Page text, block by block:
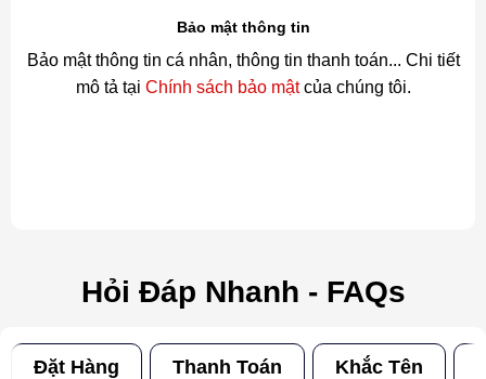
Bảo mật thông tin
Bảo mật thông tin cá nhân, thông tin thanh toán... Chi tiết
mô tả tại Chính sách bảo mậtcủa chúng tôi.
Hỏi Đáp Nhanh - FAQs
Đặt Hàng Thanh Toán Khắc Tên